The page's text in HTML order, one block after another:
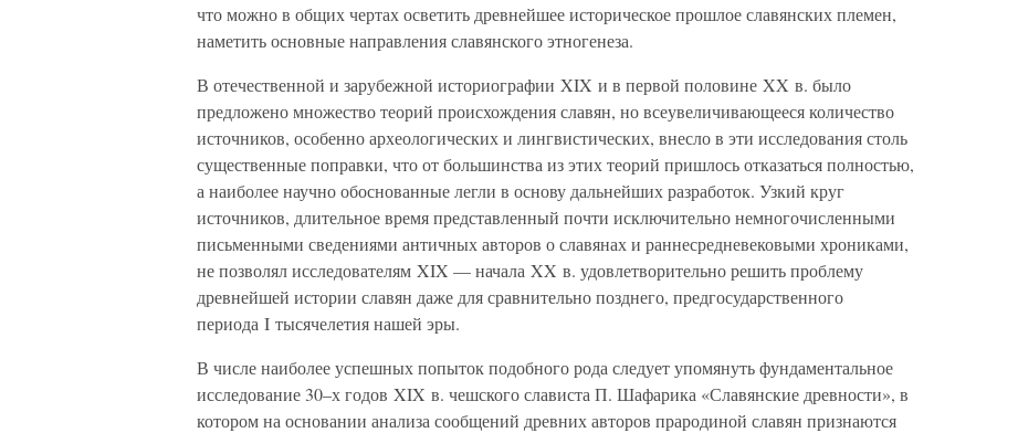
что можно в общих чертах осветить древнейшее историческое прошлое славянских племен,
наметить основные направления славянского этногенеза.
В отечественной и зарубежной историографии XIX и в первой половине XX в. было
предложено множество теорий происхождения славян, но всеувеличивающееся количество
источников, особенно археологических и лингвистических, внесло в эти исследования столь
существенные поправки, что от большинства из этих теорий пришлось отказаться полностью,
а наиболее научно обоснованные легли в основу дальнейших разработок. Узкий круг
источников, длительное время представленный почти исключительно немногочисленными
письменными сведениями античных авторов о славянах и раннесредневековыми хрониками,
не позволял исследователям XIX — начала XX в. удовлетворительно решить проблему
древнейшей истории славян даже для сравнительно позднего, предгосударственного
периода I тысячелетия нашей эры.
В числе наиболее успешных попыток подобного рода следует упомянуть фундаментальное
исследование 30–х годов XIX в. чешского слависта П. Шафарика «Славянские древности», в
котором на основании анализа сообщений древних авторов прародиной славян признаются